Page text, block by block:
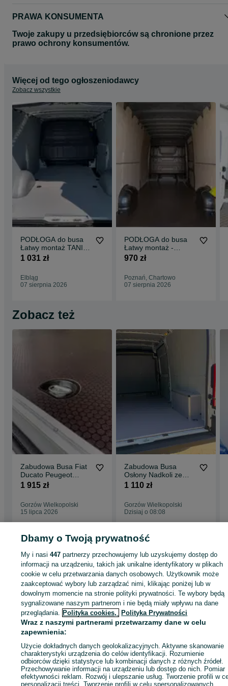
PRAWA KONSUMENTA
Twoje zakupy u przedsiębiorców są chronione przez
prawo ochrony konsumentów.
Więcej od tego ogłoszeniodawcy
Zobacz wszystkie
PODŁOGA do busa
Łatwy montaż TANIA
WYSYŁKA -
1 031 zł
Elbląg
07 sierpnia 2026
PODŁOGA do busa
Łatwy montaż -
SPRINTER wszystkie
970 zł
Poznań, Chartowo
07 sierpnia 2026
Zobacz też
Zabudowa Busa Fiat
Ducato Peugeot
Boxer Citroen Jumper
Podłoga 9mm Brąz |
Dostawa Gratis
1 915 zł
Gorzów Wielkopolski
15 lipca 2026
Zabudowa Busa
Osłony Nadkoli ze
Sklejki | Ducato Boxer
Drewniane | Wysyłka
1 110 zł
Gorzów Wielkopolski
Dzisiaj o 08:08
Strona główna Motoryzacja Części samochodowe
Dostawcze i Ciężarowe - Lubuskie
Dostawcze i Ciężarowe - Gorzów
Wielkopolski
KATEGORIA
ID: 478749833 Wyświetlenia:
Zadzwoń / SMS Wyślij wiadomość
Dbamy o Twoją prywatność
My i nasi447 partnerzy przechowujemy lub uzyskujemy dostęp do
informacji na urządzeniu, takich jak unikalne identyfikatory w plikach
cookie w celu przetwarzania danych osobowych. Użytkownik może
zaakceptować wybory lub zarządzać nimi, klikając poniżej lub w
dowolnym momencie na stronie polityki prywatności. Te wybory będą
sygnalizowane naszym partnerom i nie będą miały wpływu na dane
przeglądania. Polityka cookies, Polityka Prywatności
Wraz z naszymi partnerami przetwarzamy dane w celu
zapewnienia:
Użycie dokładnych danych geolokalizacyjnych. Aktywne skanowanie
charakterystyki urządzenia do celów identyfikacji. Rozumienie
odbiorców dzięki statystyce lub kombinacji danych z różnych źródeł.
Przechowywanie informacji na urządzeniu lub dostęp do nich. Pomiar
efektywności reklam. Rozwój i ulepszanie usług. Tworzenie profili w
personalizacji treści. Tworzenie profili w celu spersonalizowanych